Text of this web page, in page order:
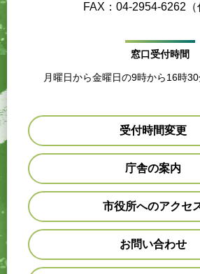
FAX：04-2954-6262（
窓口受付時間
月曜日から金曜日の9時から16時
受付時間変更
庁舎の案内
市役所へのアクセ
お問い合わせ